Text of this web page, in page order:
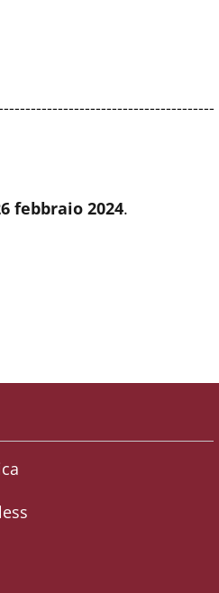
febbraio 2024.